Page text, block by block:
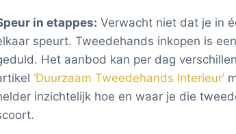
in etappes: Verwacht niet dat je in
speurt. Tweedehands inkopen is
Het aanbod kan per dag
‘Duurzaam Tweedehands Interieur’
inzichtelijk hoe en waar je die